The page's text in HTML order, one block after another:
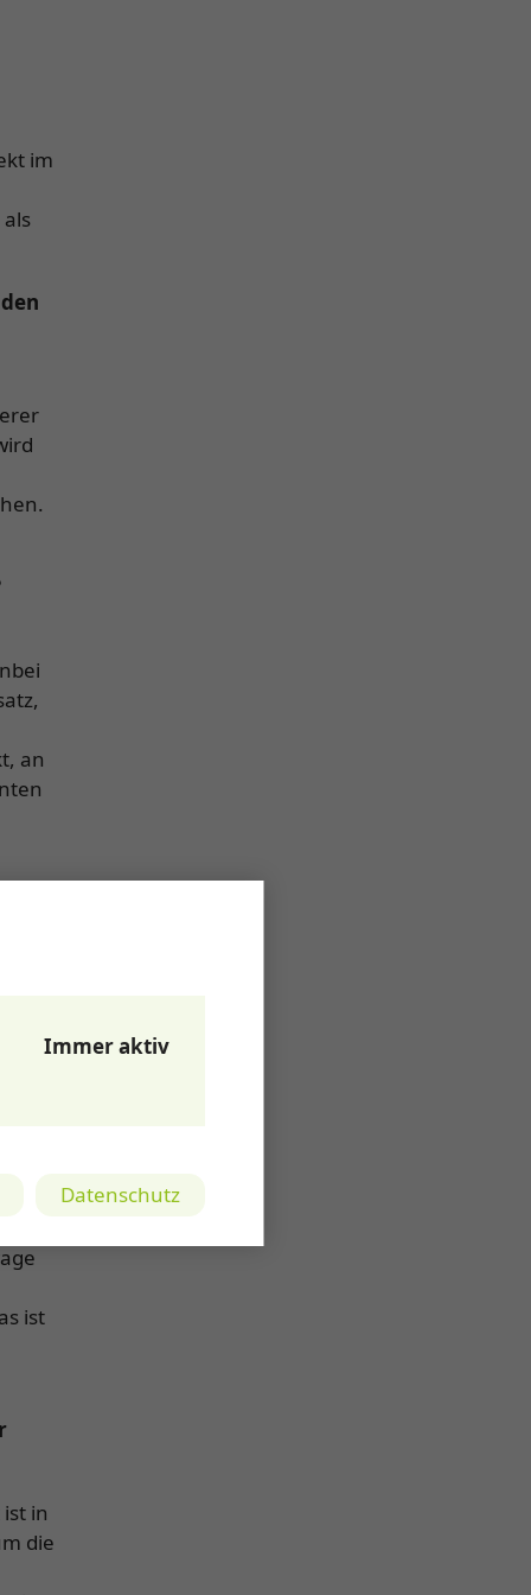
im
an
ist
in
die
Immer aktiv
Datenschutz